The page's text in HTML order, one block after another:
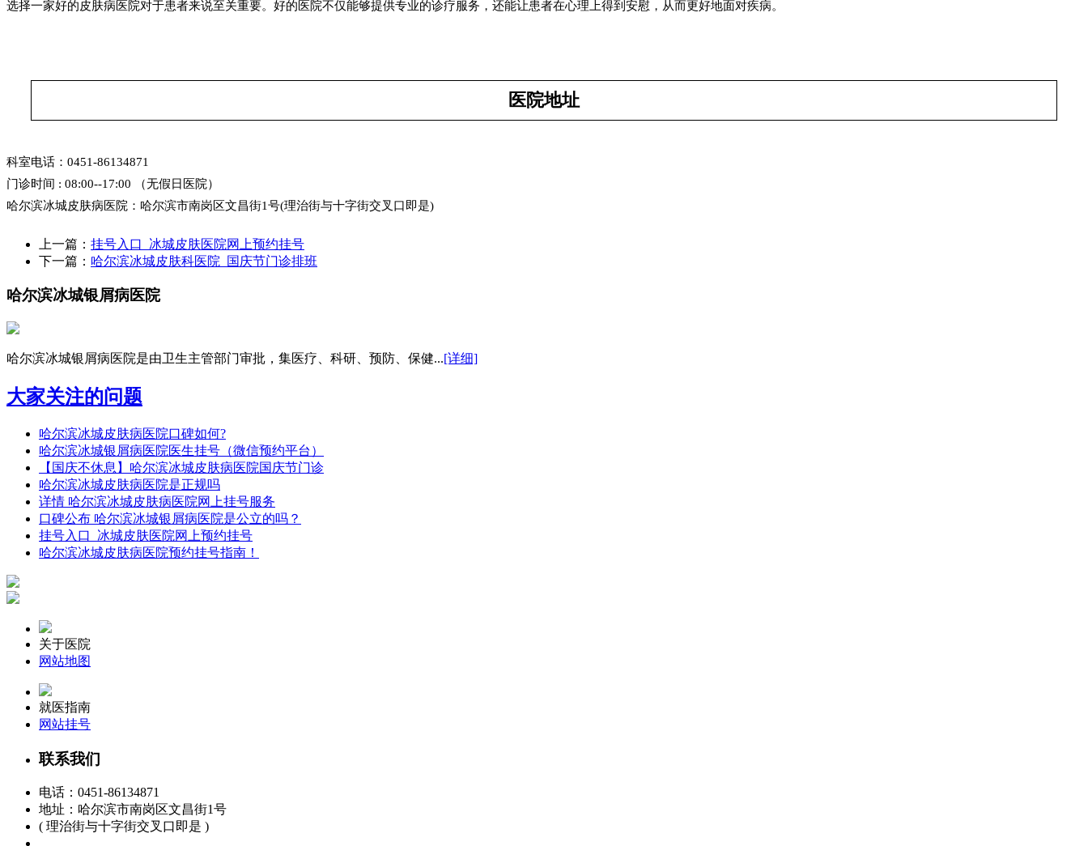
选择一家好的皮肤病医院对于患者来说至关重要。好的医院不仅能够提供专业的诊疗服务，还能让患者在心理上得到安慰，从而更好地面对疾病。
医院地址
科室电话：0451-86134871
门诊时间 : 08:00--17:00 （无假日医院）
哈尔滨冰城皮肤病医院：哈尔滨市南岗区文昌街1号(理治街与十字街交叉口即是)
上一篇： 挂号入口_冰城皮肤医院网上预约挂号
下一篇： 哈尔滨冰城皮肤科医院_国庆节门诊排班
哈尔滨冰城银屑病医院
哈尔滨冰城银屑病医院是由卫生主管部门审批，集医疗、科研、预防、保健...[详细]
大家关注的问题
哈尔滨冰城皮肤病医院口碑如何?
哈尔滨冰城银屑病医院医生挂号（微信预约平台）
【国庆不休息】哈尔滨冰城皮肤病医院国庆节门诊
哈尔滨冰城皮肤病医院是正规吗
详情 哈尔滨冰城皮肤病医院网上挂号服务
口碑公布 哈尔滨冰城银屑病医院是公立的吗？
挂号入口_冰城皮肤医院网上预约挂号
哈尔滨冰城皮肤病医院预约挂号指南！
关于医院
网站地图
就医指南
网站挂号
联系我们
电话： 0451-86134871
地址：哈尔滨市南岗区文昌街1号
( 理治街与十字街交叉口即是 )